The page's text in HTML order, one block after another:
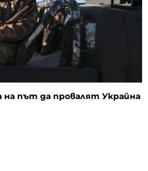
на път да провалят Украйна